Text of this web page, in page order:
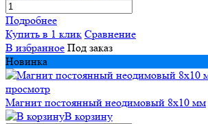
Подробнее
Купить в 1 клик Сравнение
В избранное Под заказ
Новинка
просмотр
Магнит постоянный неодимовый 8х10 мм
В корзину